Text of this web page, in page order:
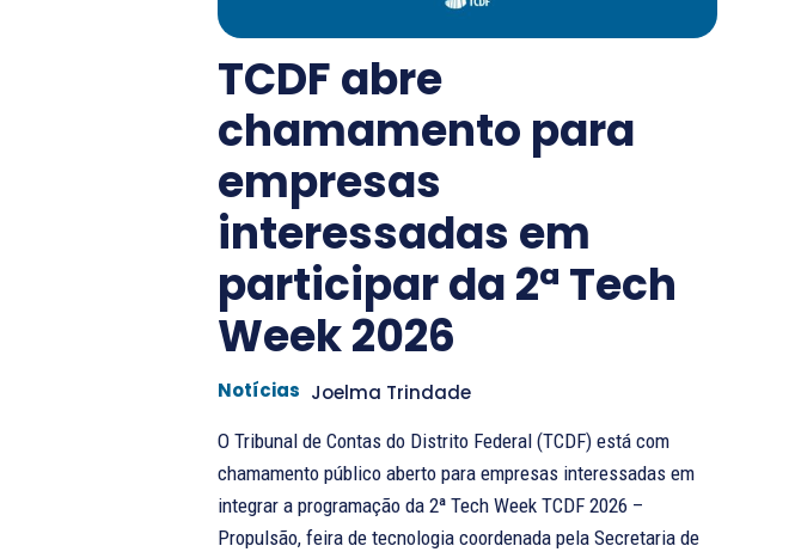
TCDF abre
chamamento para
empresas
interessadas em
participar da 2ª Tech
Week 2026
Notícias Joelma Trindade
O ⁠Tribunal de Contas do Distrito Federal (TCDF) está com
chamamento público aberto para empresas interessadas em
integrar a programação da 2ª Tech Week TCDF 2026 –
Propulsão, feira de tecnologia coordenada pela Secretaria de